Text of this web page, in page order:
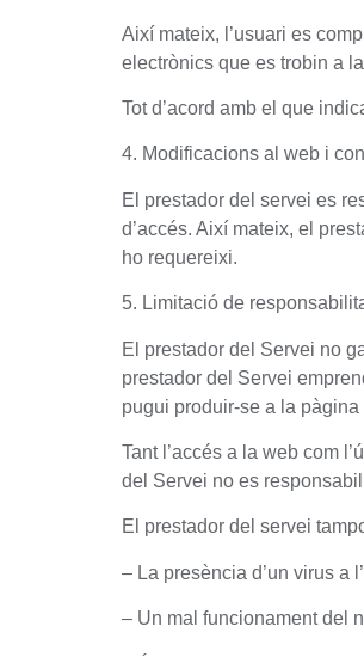
Així mateix, l’usuari es
electrònics que es trobin a
Tot d’acord amb el que
4. Modificacions al web i
El prestador del servei es
d’accés. Així mateix, el
ho requereixi.
5. Limitació de
El prestador del Servei no
prestador del Servei
pugui produir-se a la pàgina
Tant l’accés a la web com
del Servei no es
El prestador del servei
– La presència d’un virus a
– Un mal funcionament del